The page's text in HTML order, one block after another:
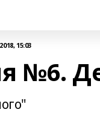
15:03
№6.